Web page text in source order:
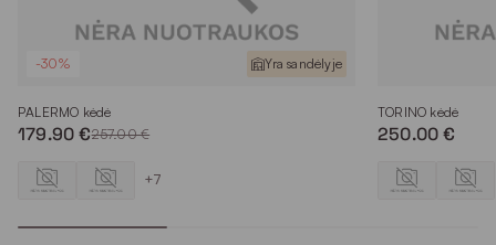
-30% Yra sandėlyje
PALERMO kėdė
179.90 €257.00 €
+7
TORINO kėdė
250.00 €